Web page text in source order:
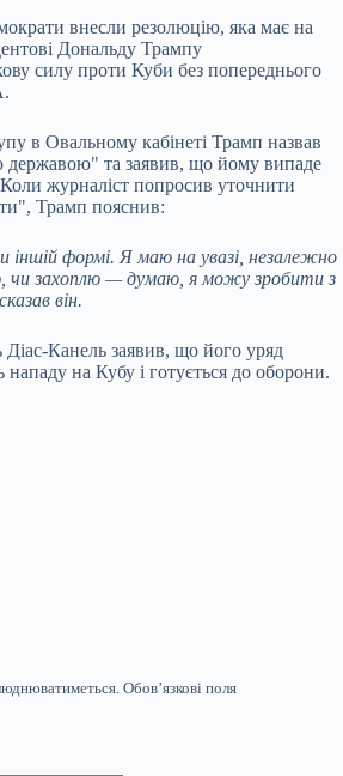
внесли резолюцію, яка має на
Дональду Трампу
силу проти Куби без попереднього
в Овальному кабінеті Трамп назвав
та заявив, що йому випаде
журналіст попросив уточнити
Трамп пояснив:
іншій формі. Я маю на увазі, незалежно
чи захоплю — думаю, я можу зробити з
він.
Канель заявив, що його уряд
нападу на Кубу і готується до оборони.
Обов’язкові поля